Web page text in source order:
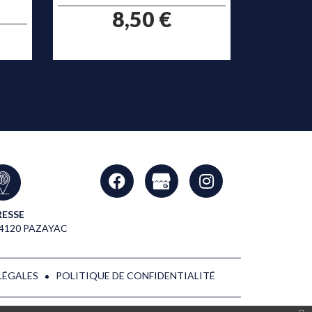
prix
8,50 €
PAZAYAC
POLITIQUE DE CONFIDENTIALITÉ